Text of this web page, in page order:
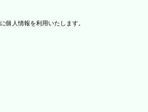
個人情報を利用いたします。